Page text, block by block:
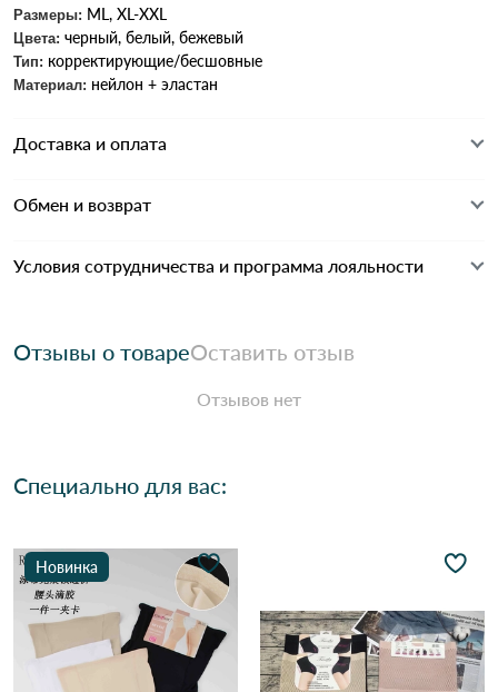
Размеры: ML, XL-XXL
Цвета: черный, белый, бежевый
Тип: корректирующие/бесшовные
Материал: нейлон + эластан
Доставка и оплата
Обмен и возврат
Условия сотрудничества и программа лояльности
Отзывы о товареОставить отзыв
Отзывов нет
Специально для вас:
Новинка